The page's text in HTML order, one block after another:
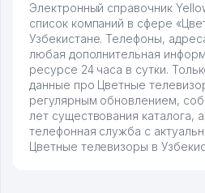
Электронный справочник
список компаний в сфере
Узбекистане. Телефоны,
любая дополнительная
ресурсе 24 часа в сутки.
данные про Цветные
регулярным обновлением,
лет существования каталога,
телефонная служба с
Цветные телевизоры в